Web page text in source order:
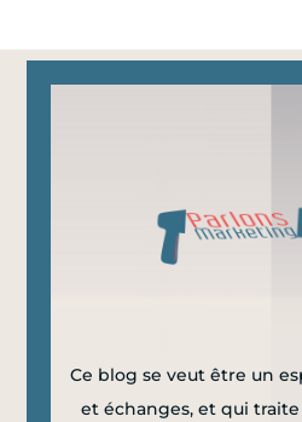
Ce blog se veut être un
et échanges, et qui